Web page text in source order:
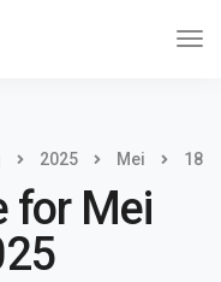
2025 Mei 18
for Mei